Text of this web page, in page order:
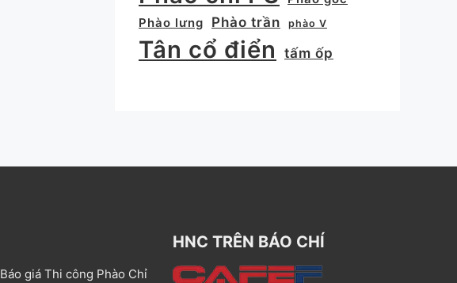
Phào lưng
Phào trần phào V
Tân cổ điển tấm ốp
Báo giá Thi công Phào Chỉ
HNC TRÊN BÁO CHÍ